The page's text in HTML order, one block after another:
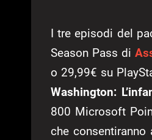
I tre episodi del
Season Pass di
o 29,99€ su
Washington:
800 Microsoft
che